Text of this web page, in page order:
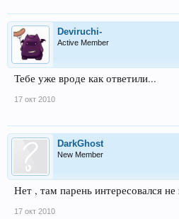
Deviruchi-
Active Member
Тебе уже вроде как ответили...
17 окт 2010
DarkGhost
New Member
Нет , там парень интересовался
17 окт 2010